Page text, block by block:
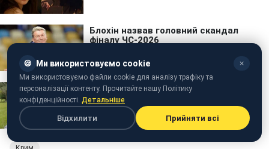
🍪 Ми використовуємо cookie ✕
Ми використовуємо файли cookie для аналізу трафіку та
персоналізації контенту. Прочитайте нашу Політику
конфіденційності. Детальніше
Відхилити Прийняти всі